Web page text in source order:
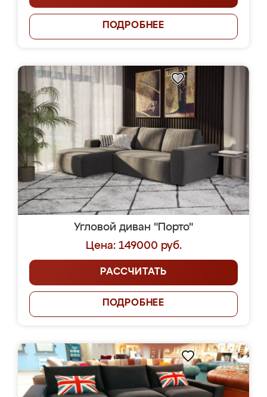
ПОДРОБНЕЕ
Угловой диван "Порто"
Цена: 149000 руб.
РАССЧИТАТЬ
ПОДРОБНЕЕ